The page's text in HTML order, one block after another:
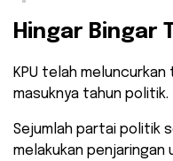
Hingar Bingar
KPU telah meluncurkan
masuknya tahun politik.
Sejumlah partai politik
melakukan